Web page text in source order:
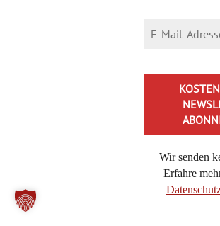
Wir senden
Erfahre
·Reply
wenn gezuckerte Kondensmilch
da auch „gezuckerte